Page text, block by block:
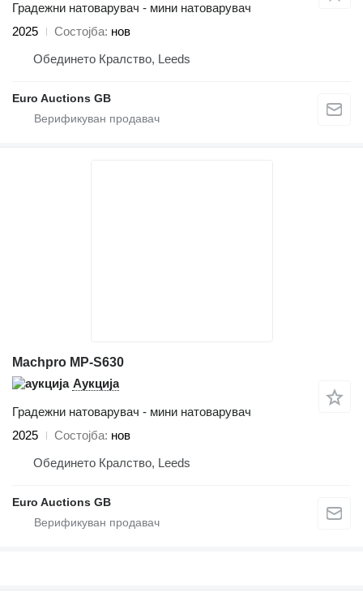
Градежни натоварувач - мини натоварувач
2025
Состојба нов
Обединето Кралство, Leeds
Euro Auctions GB
Machpro MP-S630
Аукција
Градежни натоварувач - мини натоварувач
2025
Состојба нов
Обединето Кралство, Leeds
Euro Auctions GB